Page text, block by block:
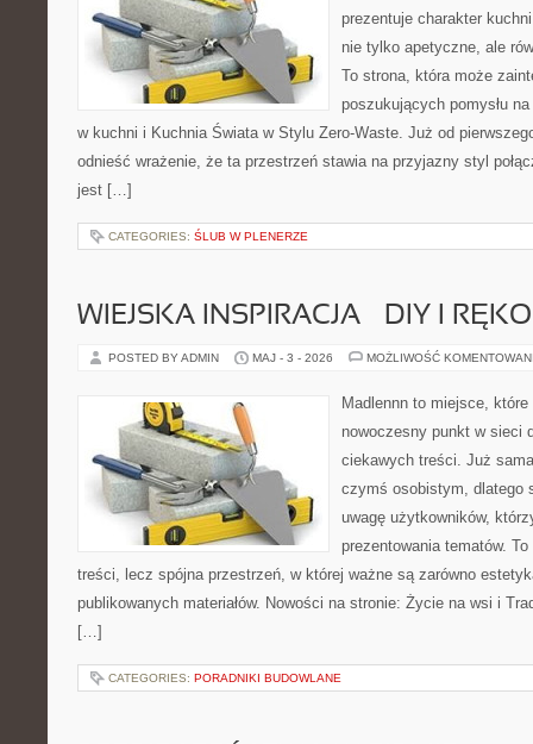
prezentuje charakter
nie tylko apetyczne, ale
To strona, która może
poszukujących pomysłu
w kuchni i Kuchnia Świata w Stylu Zero-Waste. Już od
odnieść wrażenie, że ta przestrzeń stawia na przyjazny styl
jest […]
CATEGORIES: ŚLUB W PLENERZE
WIEJSKA INSPIRACJA – DIY I
POSTED BY ADMIN MAJ - 3 - 2026 MOŻLIWOŚĆ
Madlennn to miejsce,
nowoczesny punkt w sieci
ciekawych treści. Już
czymś osobistym, dlatego
uwagę użytkowników,
prezentowania tematów.
treści, lecz spójna przestrzeń, w której ważne są zarówno
publikowanych materiałów. Nowości na stronie: Życie na wsi i
[…]
CATEGORIES: PORADNIKI BUDOWLANE